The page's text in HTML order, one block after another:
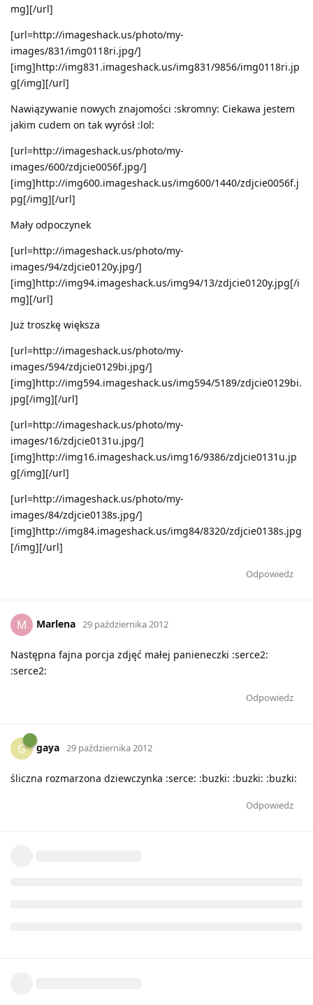
mg][/url]
[url=http://imageshack.us/photo/my-
images/831/img0118ri.jpg/]
[img]http://img831.imageshack.us/img831/9856/img0118ri.jp
g[/img][/url]
Nawiązywanie nowych znajomości :skromny: Ciekawa jestem
jakim cudem on tak wyrósł :lol:
[url=http://imageshack.us/photo/my-
images/600/zdjcie0056f.jpg/]
[img]http://img600.imageshack.us/img600/1440/zdjcie0056f.j
pg[/img][/url]
Mały odpoczynek
[url=http://imageshack.us/photo/my-
images/94/zdjcie0120y.jpg/]
[img]http://img94.imageshack.us/img94/13/zdjcie0120y.jpg[/i
mg][/url]
Już troszkę większa
[url=http://imageshack.us/photo/my-
images/594/zdjcie0129bi.jpg/]
[img]http://img594.imageshack.us/img594/5189/zdjcie0129bi.
jpg[/img][/url]
[url=http://imageshack.us/photo/my-
images/16/zdjcie0131u.jpg/]
[img]http://img16.imageshack.us/img16/9386/zdjcie0131u.jp
g[/img][/url]
[url=http://imageshack.us/photo/my-
images/84/zdjcie0138s.jpg/]
[img]http://img84.imageshack.us/img84/8320/zdjcie0138s.jpg
[/img][/url]
Odpowiedz
M Marlena 29 października 2012
Następna fajna porcja zdjęć małej panieneczki :serce2:
:serce2:
Odpowiedz
G gaya 29 października 2012
śliczna rozmarzona dziewczynka :serce: :buzki: :buzki: :buzki:
Odpowiedz